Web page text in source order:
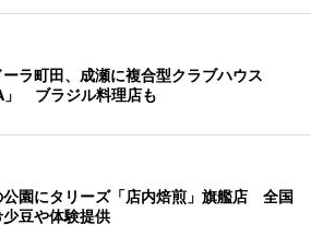
ラ町田、成瀬に複合型クラブハウス
」 ブラジル料理店も
公園にタリーズ「店内焙煎」旗艦店 全国
豆や体験提供